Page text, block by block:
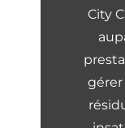
City
gérer